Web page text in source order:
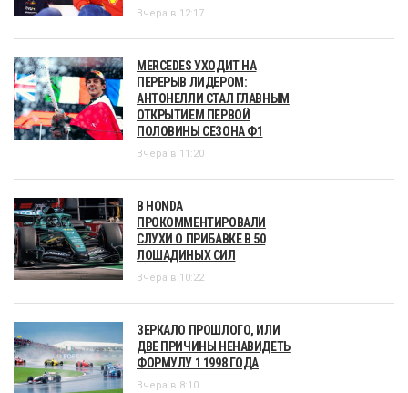
Вчера в 12:17
MERCEDES УХОДИТ НА
ПЕРЕРЫВ ЛИДЕРОМ:
АНТОНЕЛЛИ СТАЛ ГЛАВНЫМ
ОТКРЫТИЕМ ПЕРВОЙ
ПОЛОВИНЫ СЕЗОНА Ф1
Вчера в 11:20
В HONDA
ПРОКОММЕНТИРОВАЛИ
СЛУХИ О ПРИБАВКЕ В 50
ЛОШАДИНЫХ СИЛ
Вчера в 10:22
ЗЕРКАЛО ПРОШЛОГО, ИЛИ
ДВЕ ПРИЧИНЫ НЕНАВИДЕТЬ
ФОРМУЛУ 1 1998 ГОДА
Вчера в 8:10